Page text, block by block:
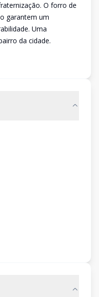
O forro de
garantem um
Uma
da cidade.